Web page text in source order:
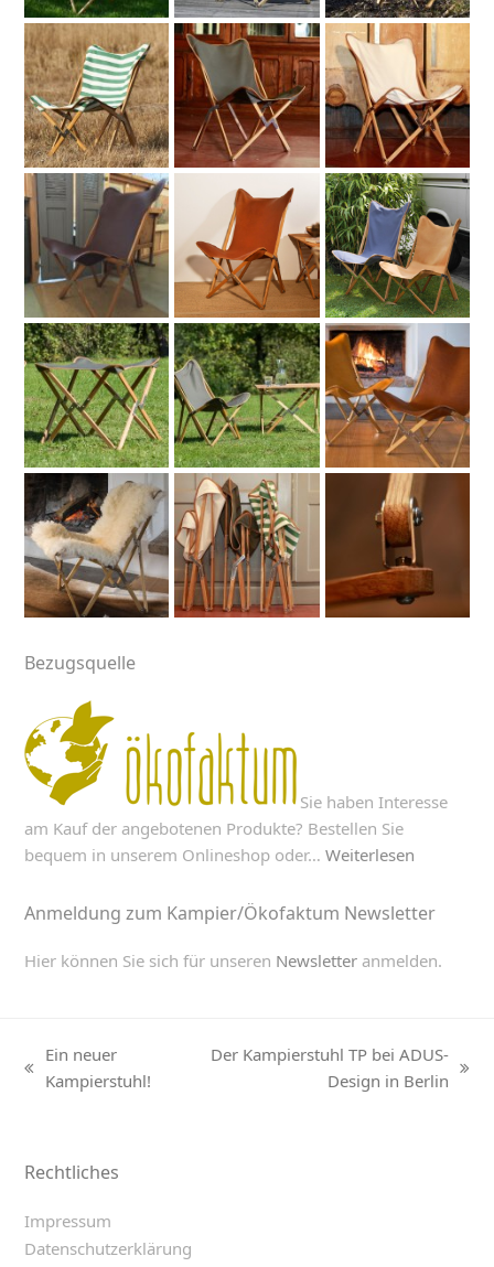
Bezugsquelle
Sie haben Interesse
am Kauf der angebotenen Produkte? Bestellen Sie
bequem in unserem Onlineshop oder…Weiterlesen
Anmeldung zum Kampier/Ökofaktum Newsletter
Hier können Sie sich für unseren Newsletter anmelden.
previous
Ein neuer
Kampierstuhl!
Der Kampierstuhl TP bei ADUS-
Design in Berlin
Rechtliches
Impressum
Datenschutzerklärung